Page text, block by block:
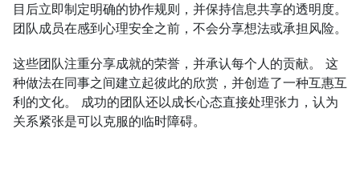
目后立即制定明确的协作规则，并保持信息共享的透明度。
团队成员在感到心理安全之前，不会分享想法或承担风险。
这些团队注重分享成就的荣誉，并承认每个人的贡献。 这
种做法在同事之间建立起彼此的欣赏，并创造了一种互惠互
利的文化。 成功的团队还以成长心态直接处理张力，认为
关系紧张是可以克服的临时障碍。